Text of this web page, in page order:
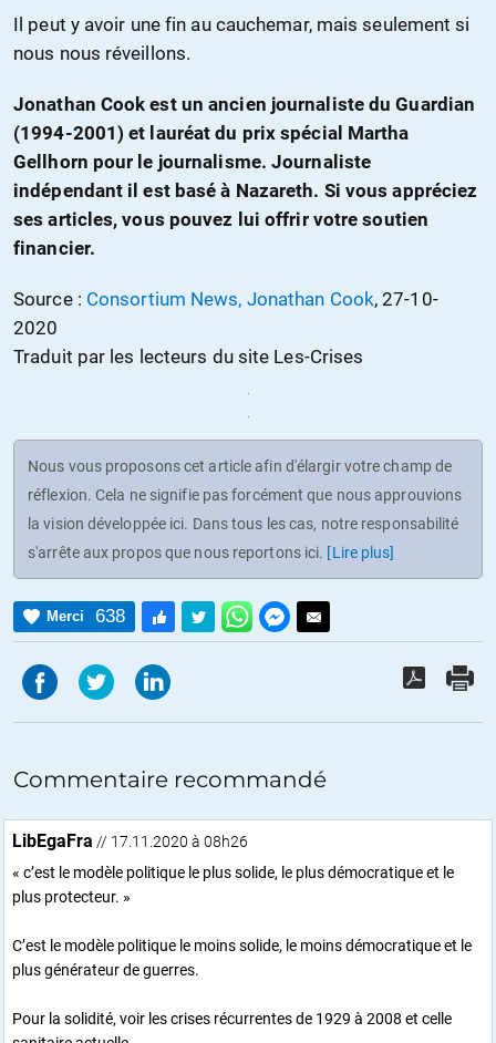
Il peut y avoir une fin au cauchemar, mais seulement si
nous nous réveillons.
Jonathan Cook est un ancien journaliste du Guardian
(1994-2001) et lauréat du prix spécial Martha
Gellhorn pour le journalisme. Journaliste
indépendant il est basé à Nazareth. Si vous appréciez
ses articles, vous pouvez lui offrir votre soutien
financier.
Source : Consortium News, Jonathan Cook, 27-10-
2020
Traduit par les lecteurs du site Les-Crises
Nous vous proposons cet article afin d'élargir votre champ de
réflexion. Cela ne signifie pas forcément que nous approuvions
la vision développée ici. Dans tous les cas, notre responsabilité
s'arrête aux propos que nous reportons ici. [Lire plus]
Merci 638
Commentaire recommandé
LibEgaFra // 17.11.2020 à 08h26
« c’est le modèle politique le plus solide, le plus démocratique et le
plus protecteur. »
C’est le modèle politique le moins solide, le moins démocratique et le
plus générateur de guerres.
Pour la solidité, voir les crises récurrentes de 1929 à 2008 et celle